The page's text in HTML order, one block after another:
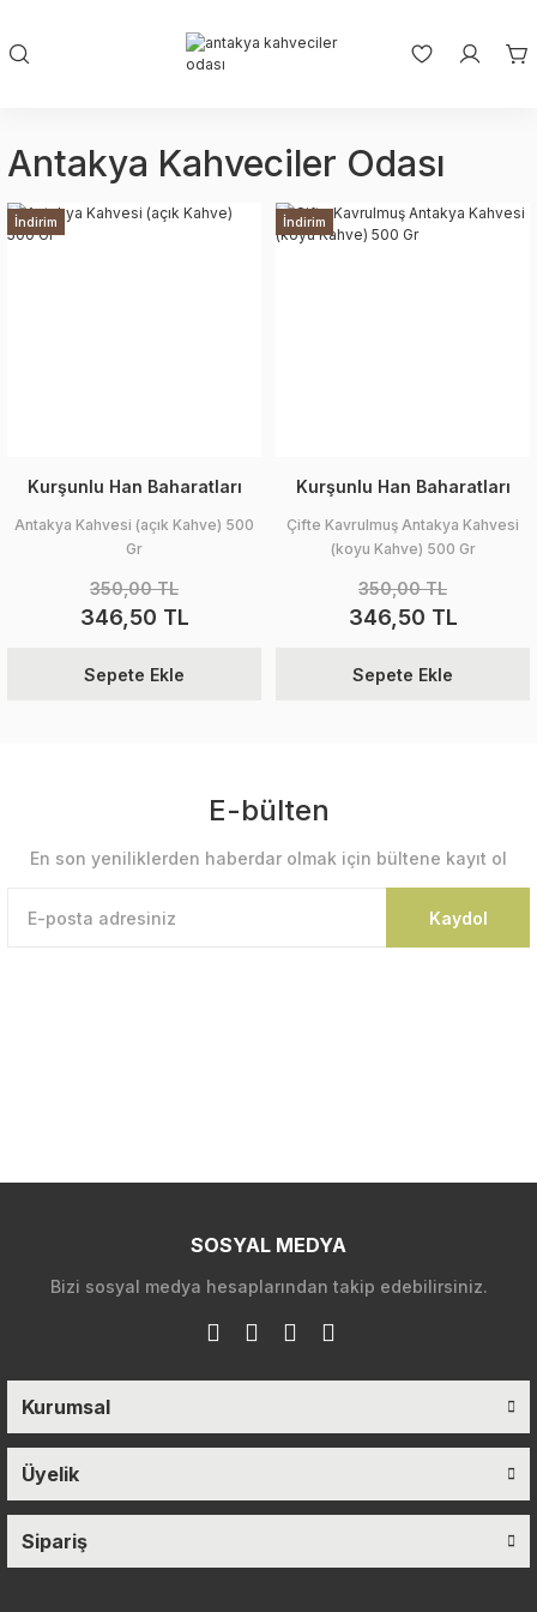
Antakya Kahveciler Odası
İndirim
Kurşunlu Han Baharatları
Antakya Kahvesi (açık Kahve) 500
Gr
350,00 TL
346,50 TL
Sepete Ekle
İndirim
Kurşunlu Han Baharatları
Çifte Kavrulmuş Antakya Kahvesi
(koyu Kahve) 500 Gr
350,00 TL
346,50 TL
Sepete Ekle
E-bülten
En son yeniliklerden haberdar olmak için bültene kayıt ol
Kaydol
SOSYAL MEDYA
Bizi sosyal medya hesaplarından takip edebilirsiniz.
Kurumsal
Üyelik
Sipariş